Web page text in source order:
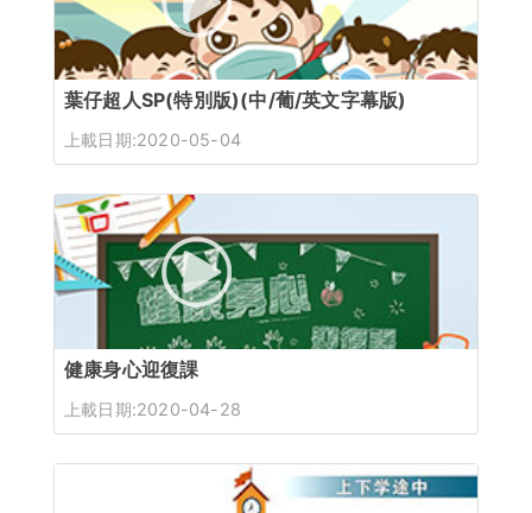
葉仔超人SP(特別版)(中/葡/英文字幕版)
上載日期:2020-05-04
健康身心迎復課
上載日期:2020-04-28